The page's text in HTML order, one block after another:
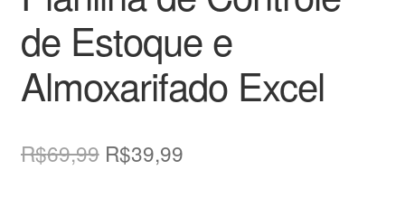
de Estoque e
Almoxarifado Excel
R$69,99 O
R$39,99O